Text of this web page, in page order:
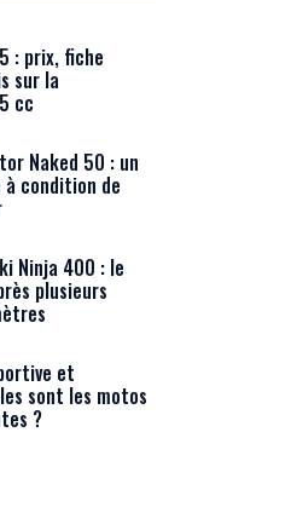
: prix, fiche
sur la
cc
Naked 50 : un
condition de
Ninja 400 : le
plusieurs
et
sont les motos
?